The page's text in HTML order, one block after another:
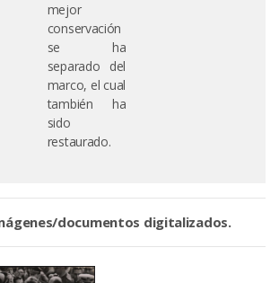
mejor
conservación
se ha
separado del
marco, el cual
también ha
sido
restaurado.
documentos digitalizados.